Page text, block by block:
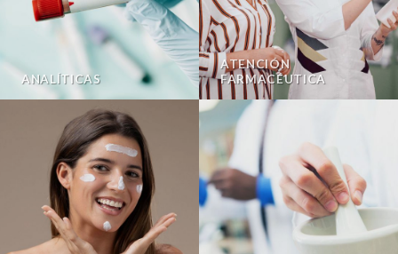
ANALÍTICAS
ATENCIÓN
FARMACÉUTICA